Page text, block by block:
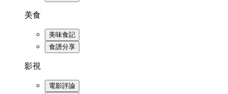
美食
美味食記
食譜分享
影視
電影評論